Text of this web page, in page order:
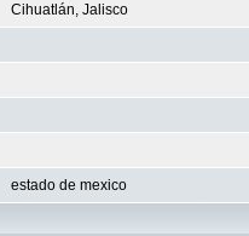
Cihuatlán, Jalisco
estado de mexico